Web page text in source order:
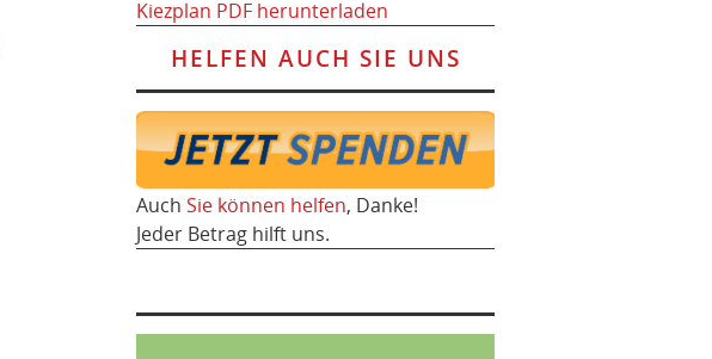
Kiezplan PDF herunterladen
HELFEN AUCH SIE UNS
Auch Sie können helfen, Danke!
Jeder Betrag hilft uns.